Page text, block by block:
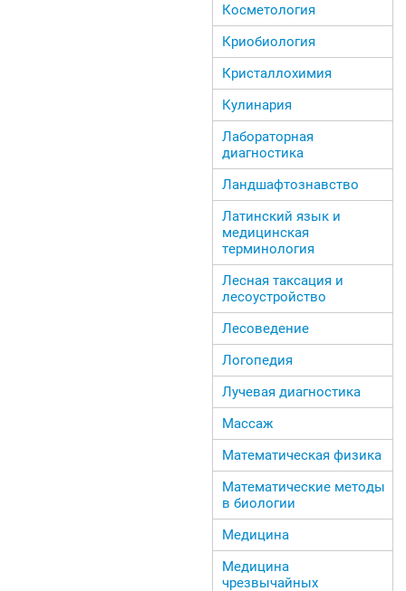
Косметология
Криобиология
Кристаллохимия
Кулинария
Лабораторная
диагностика
Ландшафтознавство
Латинский язык и
медицинская
терминология
Лесная таксация и
лесоустройство
Лесоведение
Логопедия
Лучевая диагностика
Массаж
Математическая физика
Математические методы
в биологии
Медицина
Медицина
чрезвычайных